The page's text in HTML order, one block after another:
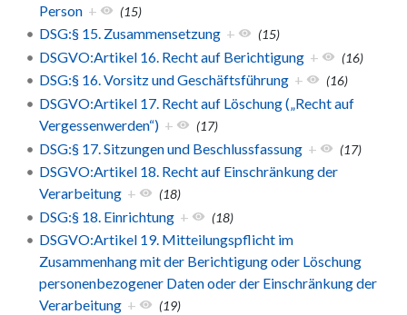
Person + (15)
DSG:§ 15. Zusammensetzung + (15)
DSGVO:Artikel 16. Recht auf Berichtigung + (16)
DSG:§ 16. Vorsitz und Geschäftsführung + (16)
DSGVO:Artikel 17. Recht auf Löschung („Recht auf
Vergessenwerden“) + (17)
DSG:§ 17. Sitzungen und Beschlussfassung + (17)
DSGVO:Artikel 18. Recht auf Einschränkung der
Verarbeitung + (18)
DSG:§ 18. Einrichtung + (18)
DSGVO:Artikel 19. Mitteilungspflicht im
Zusammenhang mit der Berichtigung oder Löschung
personenbezogener Daten oder der Einschränkung der
Verarbeitung + (19)